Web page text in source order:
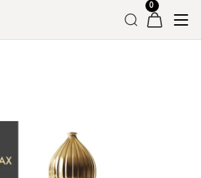
Масляні парфуми
»